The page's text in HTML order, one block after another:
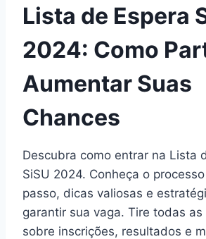
Lista de Espera
2024: Como
Aumentar Suas
Chances
Descubra como entrar na Lista
SiSU 2024. Conheça o
passo, dicas valiosas e
garantir sua vaga. Tire todas
sobre inscrições, resultados e